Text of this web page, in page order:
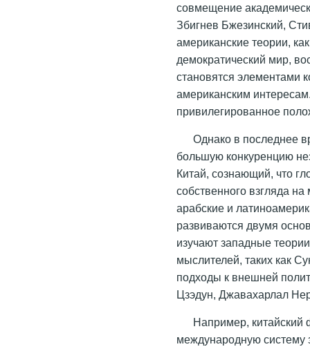
совмещение
Збигнев Бжезинский,
американские теории,
демократический мир,
становятся элементами
американским
привилегированное
Однако в последнее
большую конкуренцию
Китай, сознающий, что
собственного взгляда
арабские и
развиваются двумя
изучают западные
мыслителей, таких как
подходы к внешней
Цзэдун, Джавахарлал
Например, китайский
международную систему